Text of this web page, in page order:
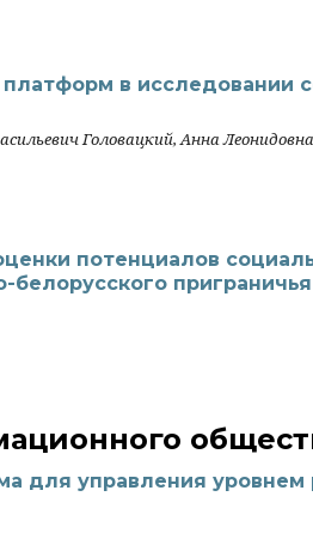
в исследовании
Головацкий, Анна
потенциалов
белорусского приграничья
для управления уровнем